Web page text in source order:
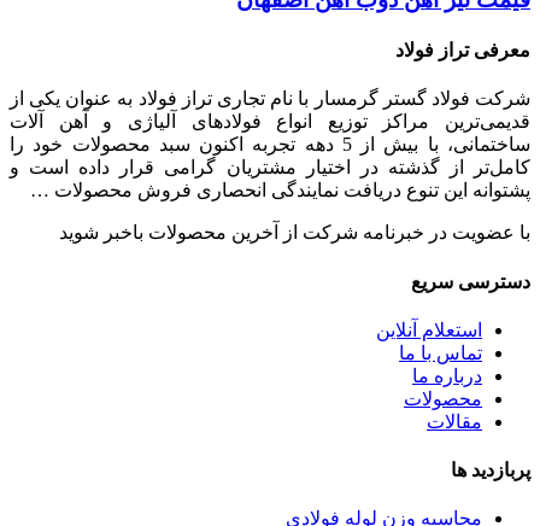
معرفی تراز فولاد
شرکت فولاد گستر گرمسار با نام تجاری تراز فولاد به عنوان یکی از
قدیمی‌ترین مراکز توزیع انواع فولادهای آلیاژی و آهن آلات
ساختمانی، با بیش از 5 دهه تجربه اکنون سبد محصولات خود را
کامل‌تر از گذشته در اختیار مشتریان گرامی قرار داده است و
پشتوانه این تنوع دریافت نمایندگی انحصاری فروش محصولات …
با عضویت در خبرنامه شرکت از آخرین محصولات باخبر شوید
دسترسی سریع
استعلام آنلاین
تماس با ما
درباره ما
محصولات
مقالات
پربازدید ها
محاسبه وزن لوله فولادی